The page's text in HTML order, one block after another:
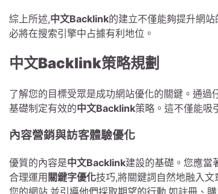
綜上所述,中文Backlink的建立不僅能夠提升網
必將在搜索引擎中占據有利地位。
中文Backlink策略規劃
了解您的目標受眾是成功網站優化的關鍵。通
基礎制定有效的中文Backlink策略。這不僅能吸
內容營銷與訪客體驗優化
優質的內容是中文Backlink建設的基礎。您應當
合理運用關鍵字優化技巧,將關鍵詞自然地融入
您的網站,並引導他們採取期望的行動,如註冊、